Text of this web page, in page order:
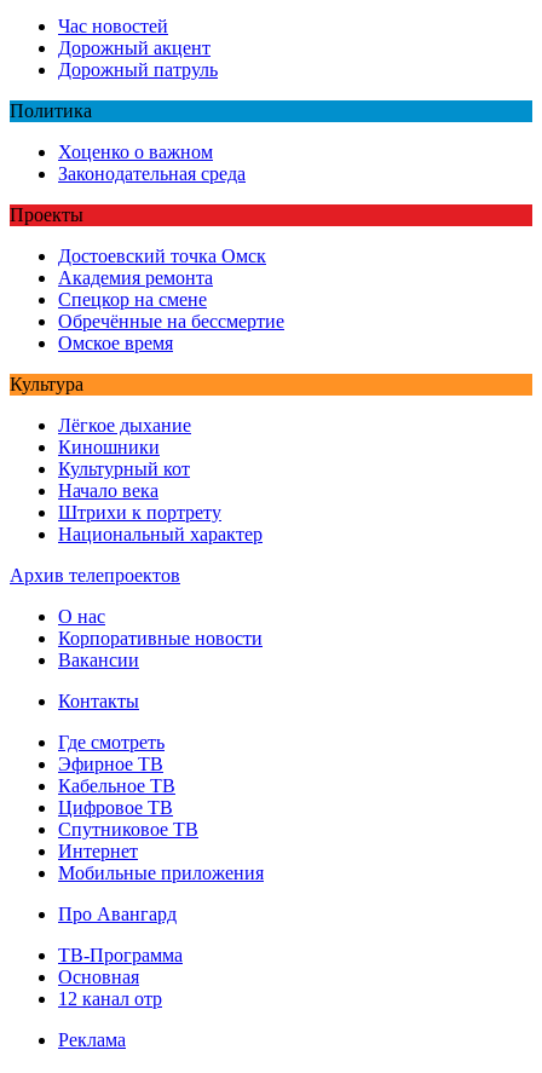
Час новостей
Дорожный акцент
Дорожный патруль
Политика
Хоценко о важном
Законодательная среда
Проекты
Достоевский точка Омск
Академия ремонта
Спецкор на смене
Обречённые на бессмертие
Омское время
Культура
Лёгкое дыхание
Киношники
Культурный кот
Начало века
Штрихи к портрету
Национальный характер
Архив телепроектов
О нас
Корпоративные новости
Вакансии
Контакты
Где смотреть
Эфирное ТВ
Кабельное ТВ
Цифровое ТВ
Спутниковое ТВ
Интернет
Мобильные приложения
Про Авангард
ТВ-Программа
Основная
12 канал отр
Реклама